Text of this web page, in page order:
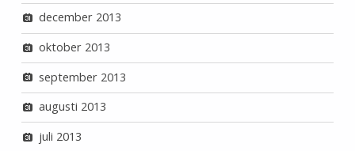
december 2013
oktober 2013
september 2013
augusti 2013
juli 2013